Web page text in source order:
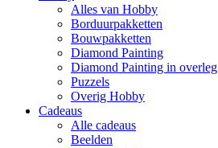
Alles van Hobby
Borduurpakketten
Bouwpakketten
Diamond Painting
Diamond Painting in overleg
Puzzels
Overig Hobby
Cadeaus
Alle cadeaus
Beelden